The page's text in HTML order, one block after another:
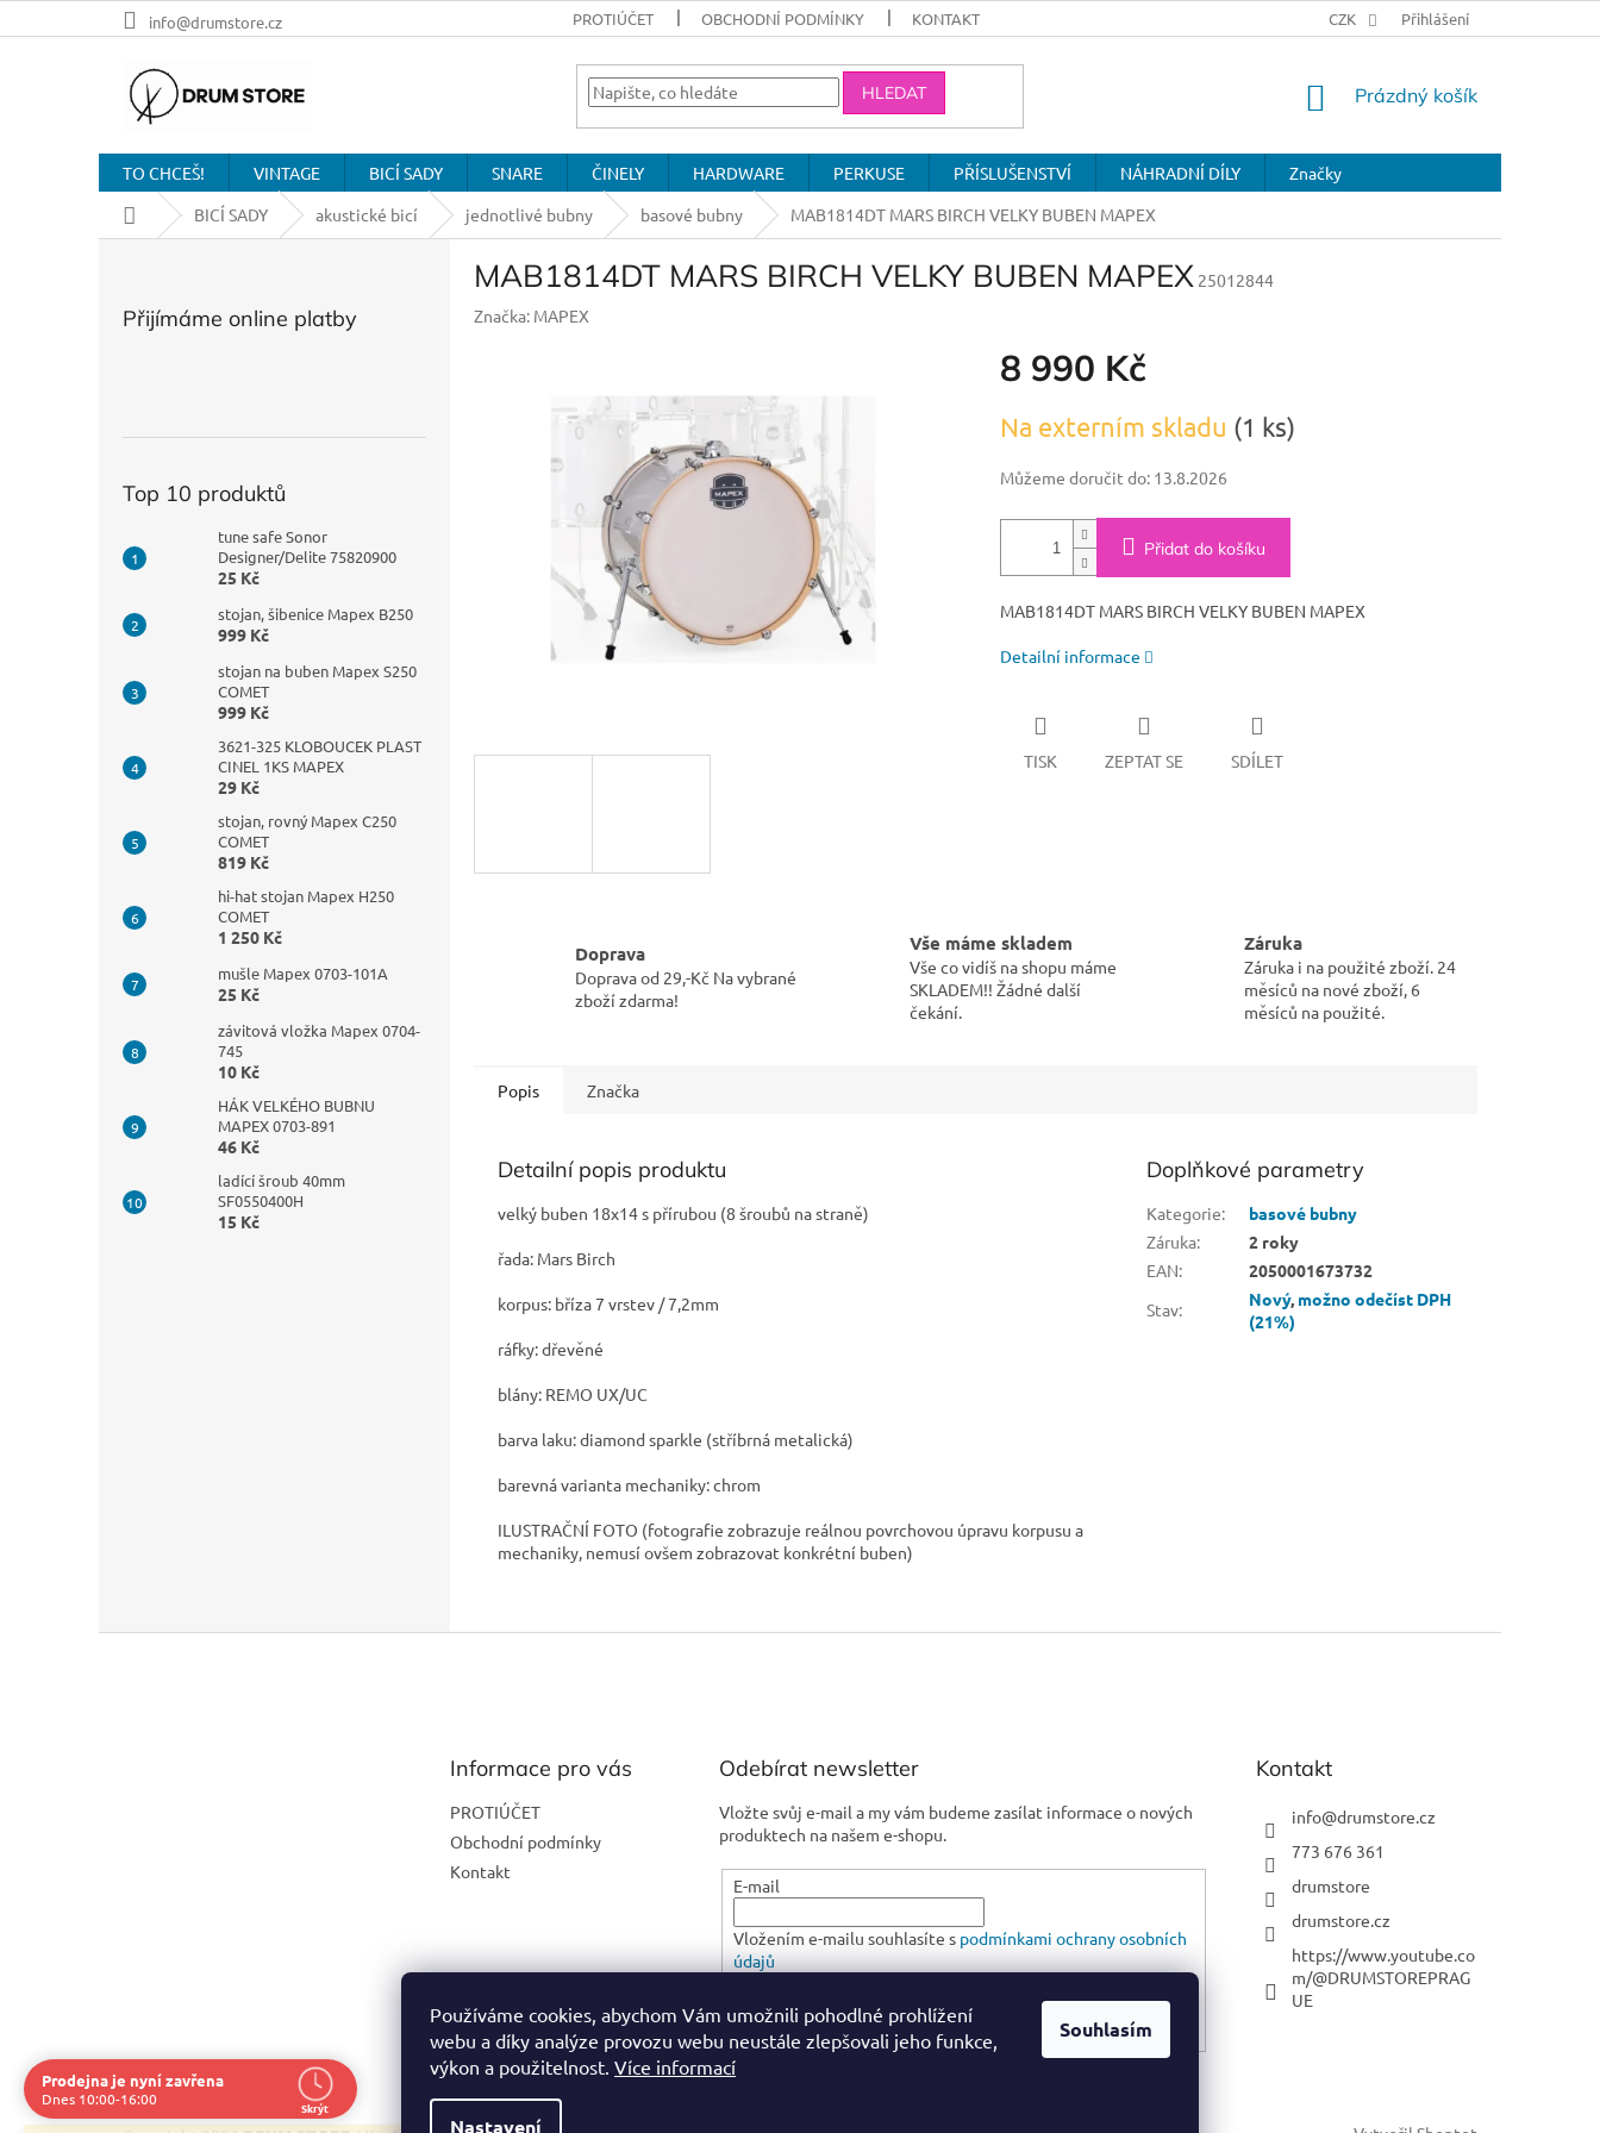
Používáme cookies, abychom Vám umožnili pohodlné prohlížení
webu a díky analýze provozu webu neustále zlepšovali jeho funkce,
výkon a použitelnost. Více informací
Nastavení
Souhlasím
na
info@drumstore.cz PROTIÚČET OBCHODNÍ PODMÍNKY KONTAKT CZK Přihlášení
HLEDAT
NÁKUPNÍ
Prázdný košík
TO CHCEŠ! VINTAGE BICÍ SADY SNARE ČINELY HARDWARE PERKUSE PŘÍSLUŠENSTVÍ NÁHRADNÍ DÍLY
Značky
Domů
BICÍ SADY akustické bicí jednotlivé bubny basové bubny MAB1814DT MARS BIRCH VELKY BUBEN MAPEX
Přijímáme online platby
Top 10 produktů
tune safe Sonor
Designer/Delite 75820900
25 Kč
stojan, šibenice Mapex B250
999 Kč
stojan na buben Mapex S250
COMET
999 Kč
3621-325 KLOBOUCEK PLAST
CINEL 1KS MAPEX
29 Kč
stojan, rovný Mapex C250
COMET
819 Kč
hi-hat stojan Mapex H250
COMET
1 250 Kč
mušle Mapex 0703-101A
25 Kč
závitová vložka Mapex 0704-
745
10 Kč
HÁK VELKÉHO BUBNU
MAPEX 0703-891
46 Kč
ladící šroub 40mm
SF0550400H
15 Kč
MAB1814DT MARS BIRCH VELKY BUBEN MAPEX 25012844
Značka: MAPEX
8 990 Kč
cena:
Na externím skladu (1 ks)
Můžeme doručit do: 13.8.2026
Přidat do košíku
MAB1814DT MARS BIRCH VELKY BUBEN MAPEX
Detailní informace
TISK ZEPTAT SE SDÍLET
Doprava
Doprava od 29,-Kč Na vybrané
zboží zdarma!
Vše máme skladem
Vše co vidíš na shopu máme
SKLADEM!! Žádné další
čekání.
Záruka
Záruka i na použité zboží. 24
měsíců na nové zboží, 6
měsíců na použité.
Popis Značka
Detailní popis produktu
velký buben 18x14 s přírubou (8 šroubů na straně)
řada: Mars Birch
korpus: bříza 7 vrstev / 7,2mm
ráfky: dřevěné
blány: REMO UX/UC
barva laku: diamond sparkle (stříbrná metalická)
barevná varianta mechaniky: chrom
ILUSTRAČNÍ FOTO (fotografie zobrazuje reálnou povrchovou úpravu korpusu a
mechaniky, nemusí ovšem zobrazovat konkrétní buben)
Doplňkové parametry
Kategorie:
basové bubny
Záruka:
2 roky
EAN:
2050001673732
Stav: Nový, možno odečíst DPH
(21%)
Informace pro vás
PROTIÚČET
Obchodní podmínky
Kontakt
Odebírat newsletter
Vložte svůj e-mail a my vám budeme zasílat informace o nových
produktech na našem e-shopu.
E-mail
Vložením e-mailu souhlasíte s podmínkami ochrany osobních
údajů
PŘIHLÁSIT SE
Kontakt
info@drumstore.cz
773 676 361
drumstore
drumstore.cz
https://www.youtube.co
m/@DRUMSTOREPRAG
UE
Prodejna je nyní zavřena
Dnes 10:00-16:00 Skrýt